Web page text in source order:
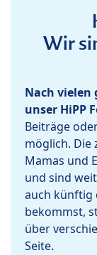
Wir
Nach vielen
unser HiPP
Beiträge
möglich. Die
Mamas und
und sind
auch künftig
bekommst,
über
Seite.